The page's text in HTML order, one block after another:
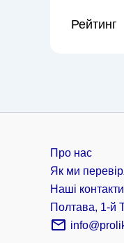
Рейтинг
Про нас
Як ми
Наші
Полтава, 1-й